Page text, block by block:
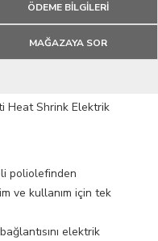
ÖDEME BİLGİLERİ
MAĞAZAYA SOR
Heat Shrink Elektrik
poliolefinden
ve kullanım için tek
elektrik